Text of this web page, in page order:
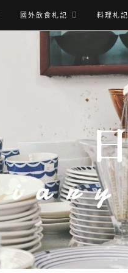
國外飲食札記 料理札記